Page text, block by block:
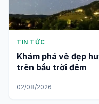
TIN TỨC
Khám phá vẻ đẹp
trên bầu trời đêm
02/08/2026